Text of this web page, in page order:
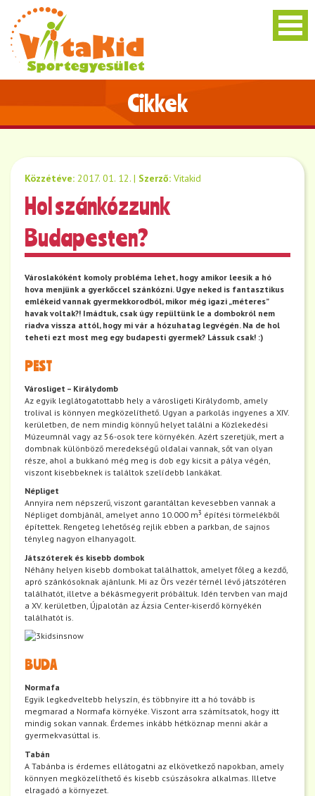
Cikkek
Közzétéve: 2017. 01. 12. | Szerző: Vitakid
Hol szánkózzunk
Budapesten?
Városlakóként komoly probléma lehet, hogy amikor leesik a hó
hova menjünk a gyerkőccel szánkózni. Ugye neked is fantasztikus
emlékeid vannak gyermekkorodból, mikor még igazi „méteres”
havak voltak?! Imádtuk, csak úgy repültünk le a dombokról nem
riadva vissza attól, hogy mi vár a hózuhatag legvégén. Na de hol
teheti ezt most meg egy budapesti gyermek? Lássuk csak! :)
PEST
Városliget – Királydomb
Az egyik leglátogatottabb hely a városligeti Királydomb, amely
trolival is könnyen megközelíthető. Ugyan a parkolás ingyenes a XIV.
kerületben, de nem mindig könnyű helyet találni a Közlekedési
Múzeumnál vagy az 56-osok tere környékén. Azért szeretjük, mert a
dombnak különböző meredekségű oldalai vannak, sőt van olyan
része, ahol a bukkanó még meg is dob egy kicsit a pálya végén,
viszont kisebbeknek is találtok szelídebb lankákat.
Népliget
Annyira nem népszerű, viszont garantáltan kevesebben vannak a
Népliget dombjánál, amelyet anno 10.000 m3 építési törmelékből
építettek. Rengeteg lehetőség rejlik ebben a parkban, de sajnos
tényleg nagyon elhanyagolt.
Játszóterek és kisebb dombok
Néhány helyen kisebb dombokat találhattok, amelyet főleg a kezdő,
apró szánkósoknak ajánlunk. Mi az Örs vezér térnél lévő játszótéren
találhatót, illetve a békásmegyerit próbáltuk. Idén tervben van majd
a XV. kerületben, Újpalotán az Ázsia Center-kiserdő környékén
találhatót is.
BUDA
Normafa
Egyik legkedveltebb helyszín, és többnyire itt a hó tovább is
megmarad a Normafa környéke. Viszont arra számítsatok, hogy itt
mindig sokan vannak. Érdemes inkább hétköznap menni akár a
gyermekvasúttal is.
Tabán
A Tabánba is érdemes ellátogatni az elkövetkező napokban, amely
könnyen megközelíthető és kisebb csúszásokra alkalmas. Illetve
elragadó a környezet.